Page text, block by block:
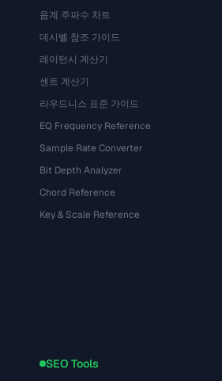
음계 주파수 차트
데시벨 참조 가이드
레이턴시 계산기
센트 계산기
라우드니스 표준 가이드
EQ Frequency Reference
Sample Rate Converter
Bit Depth Analyzer
Chord Reference
Key & Scale Reference
SEO Tools